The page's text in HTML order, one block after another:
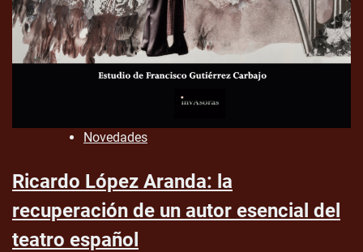
Novedades
Ricardo López Aranda: la
recuperación de un autor esencial del
teatro español